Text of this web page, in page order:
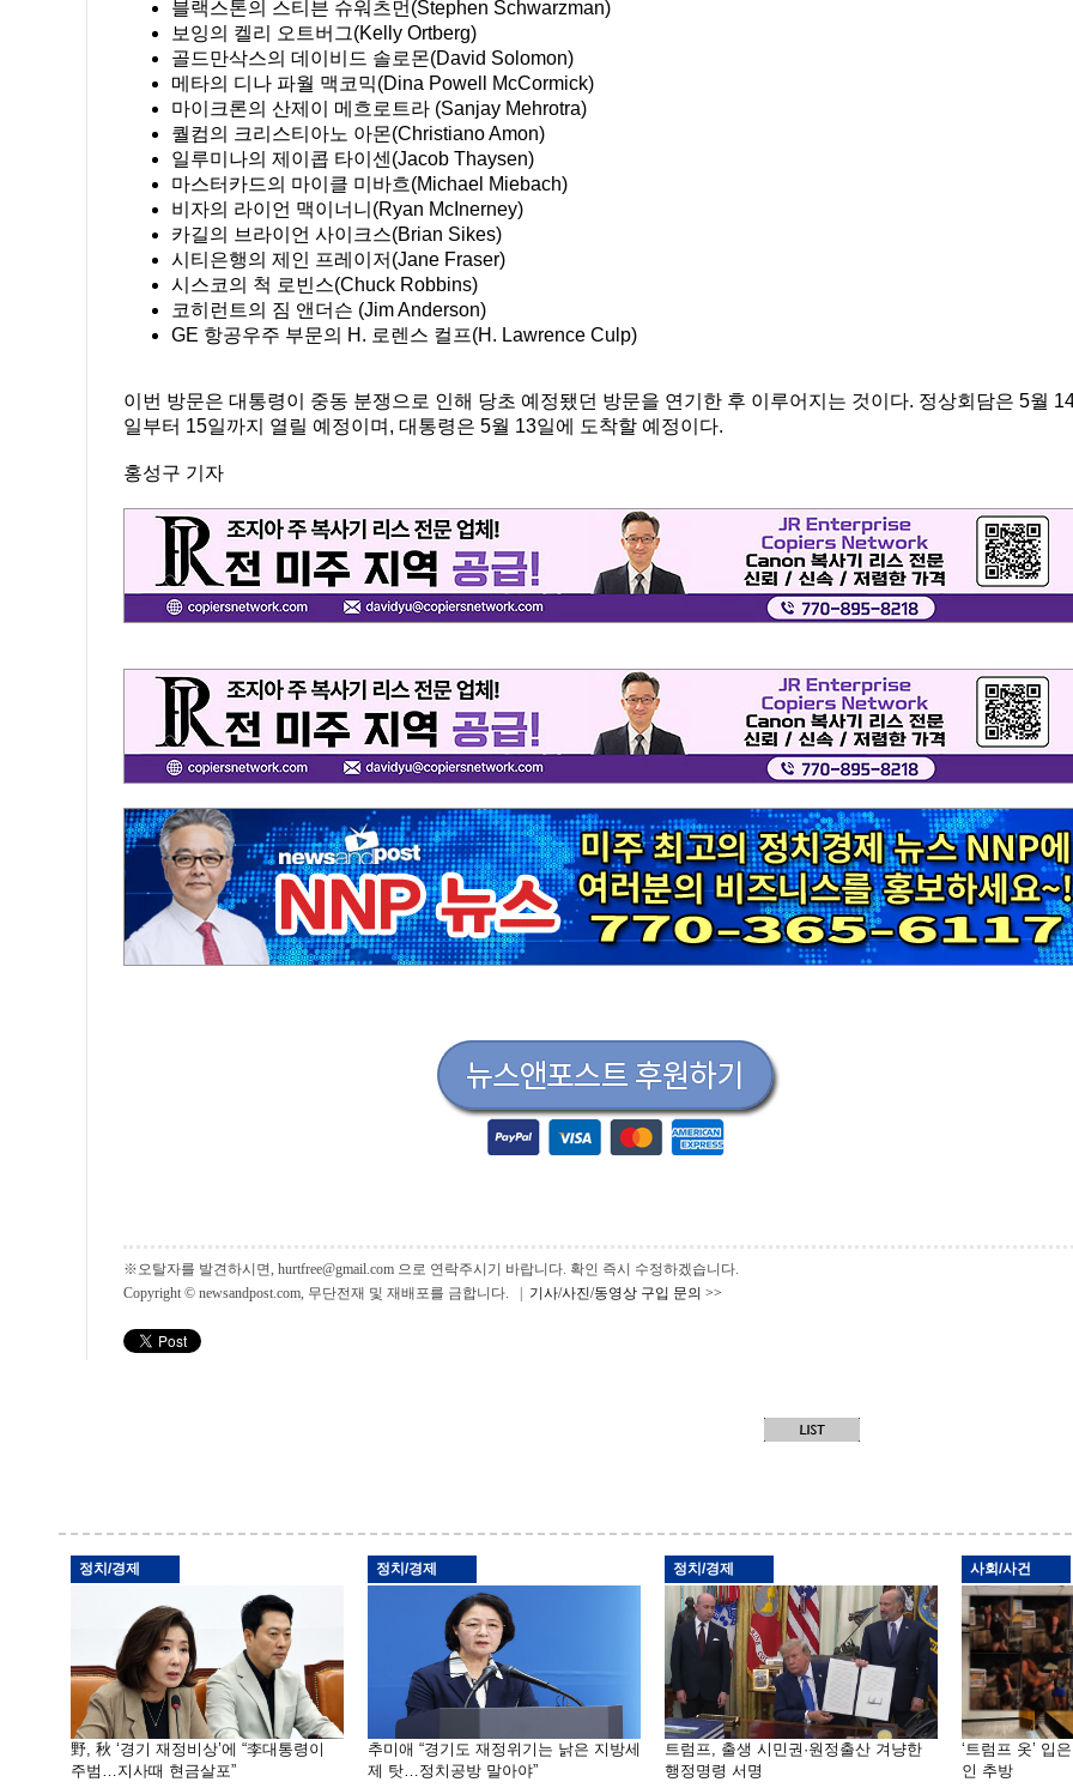
블랙스톤의 스티븐 슈워츠먼(Stephen Schwarzman)
보잉의 켈리 오트버그(Kelly Ortberg)
골드만삭스의 데이비드 솔로몬(David Solomon)
메타의 디나 파월 맥코믹(Dina Powell McCormick)
마이크론의 산제이 메흐로트라 (Sanjay Mehrotra)
퀄컴의 크리스티아노 아몬(Christiano Amon)
일루미나의 제이콥 타이센(Jacob Thaysen)
마스터카드의 마이클 미바흐(Michael Miebach)
비자의 라이언 맥이너니(Ryan McInerney)
카길의 브라이언 사이크스(Brian Sikes)
시티은행의 제인 프레이저(Jane Fraser)
시스코의 척 로빈스(Chuck Robbins)
코히런트의 짐 앤더슨 (Jim Anderson)
GE 항공우주 부문의 H. 로렌스 컬프(H. Lawrence Culp)
이번 방문은 대통령이 중동 분쟁으로 인해 당초 예정됐던 방문을 연기한 후 이루어지는 것이다. 정상회담은 5월
일부터 15일까지 열릴 예정이며, 대통령은 5월 13일에 도착할 예정이다.
홍성구 기자
※오탈자를 발견하시면, hurtfree@gmail.com 으로 연락주시기 바랍니다. 확인 즉시 수정하겠습니다.
Copyright © newsandpost.com, 무단전재 및 재배포를 금합니다. | 기사/사진/동영상 구입 문의 >>
정치/경제
野, 秋 ‘경기 재정비상’에 “李대통령이
주범…지사때 현금살포”
정치/경제
추미애 “경기도 재정위기는 낡은 지방세
제 탓…정치공방 말아야”
정치/경제
트럼프, 출생 시민권·원정출산 겨냥한
행정명령 서명
사회/사건
‘트럼프 옷’ 입
인 추방